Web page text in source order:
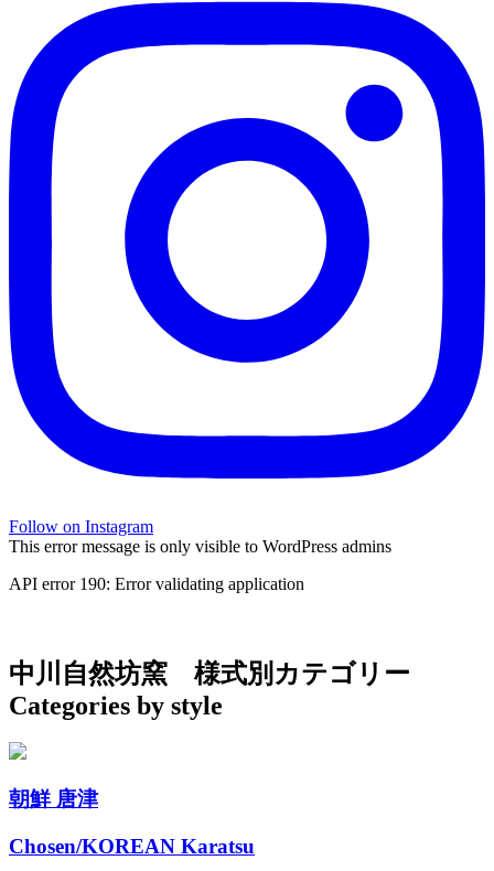
Follow on Instagram
This error message is only visible to WordPress admins
API error 190: Error validating application
中川自然坊窯
様式別カテゴリー
Categories by style
朝鮮 唐津
Chosen/KOREAN Karatsu